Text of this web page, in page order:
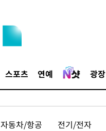
스포츠 연예 광장
자동차/항공 전기/전자